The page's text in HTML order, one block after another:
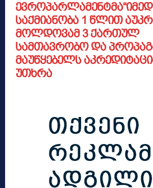
საქმიანობა 1 წლით
მოლდოვამ 3 ქართულ
სამთავრობო და
მაუწყებელს
უთხრა